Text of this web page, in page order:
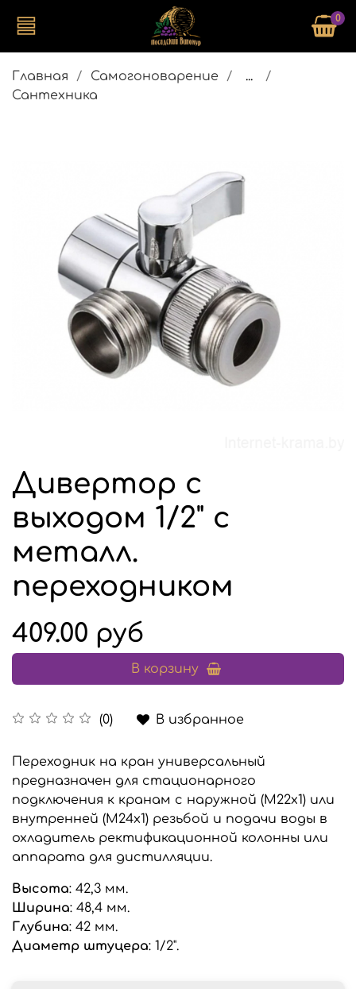
0
Главная Самогоноварение
...
Сантехника
Дивертор с
выходом 1/2" с
металл.
переходником
(0) В избранное
409.00 руб
В корзину
Переходник на кран универсальный
предназначен для стационарного
подключения к кранам с наружной (М22х1) или
внутренней (М24х1) резьбой и подачи воды в
охладитель ректификационной колонны или
аппарата для дистилляции.
Высота: 42,3 мм.
Ширина: 48,4 мм.
Глубина: 42 мм.
Диаметр штуцера: 1/2".